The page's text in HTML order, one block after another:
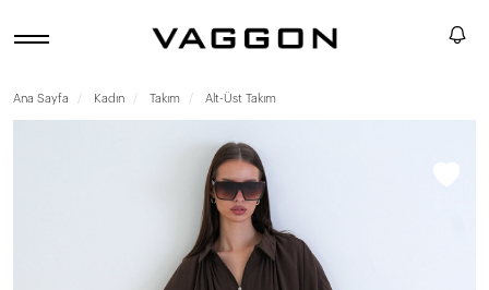
Ana Sayfa Kadın Takım Alt-Üst Takım